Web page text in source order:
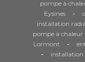
pompe à
Eysines
-
installation
pompe à
Lormont
-
- installation